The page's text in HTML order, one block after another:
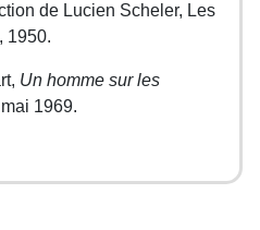
de Lucien Scheler, Les
1950.
Un homme sur les
1969.